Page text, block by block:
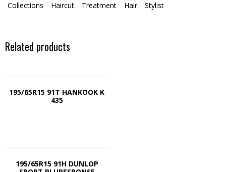
Collections Haircut Treatment Hair Stylist
Related products
195/65R15 91T HANKOOK K
435
195/65R15 91H DUNLOP